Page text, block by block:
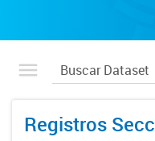
Registros